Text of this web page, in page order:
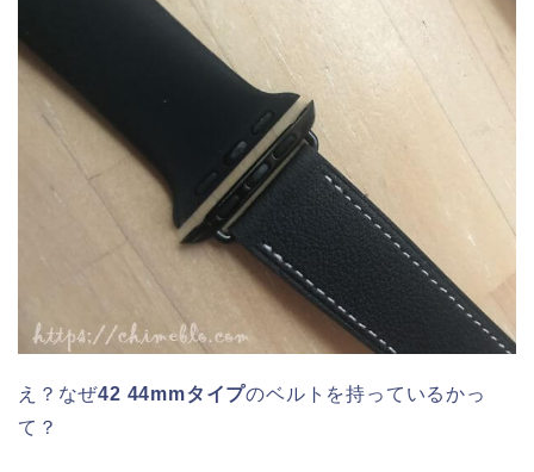
え？なぜ42 44mmタイプのベルトを持っているかっ
て？